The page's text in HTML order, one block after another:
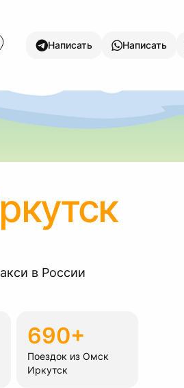
Написать Написать
в России
690+
Поездок из Омск
Иркутск